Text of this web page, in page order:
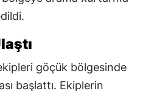
göçük bölgesinde
başlattı. Ekiplerin